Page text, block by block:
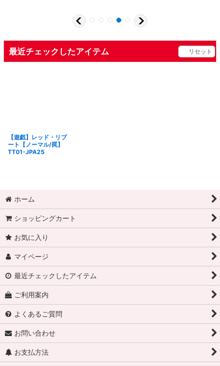
最近チェックしたアイテム リセット
【遊戯】レッド・リブ
ート【ノーマル/罠】
TT01-JPA25
ホーム
ショッピングカート
お気に入り
マイページ
最近チェックしたアイテム
ご利用案内
よくあるご質問
お問い合わせ
お支払方法